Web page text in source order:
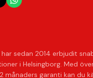
har sedan 2014 erbjudit
i Helsingborg. Med
månaders garanti kan du